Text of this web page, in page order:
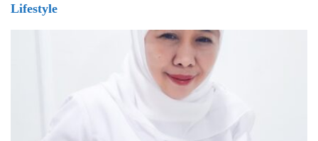
Lifestyle